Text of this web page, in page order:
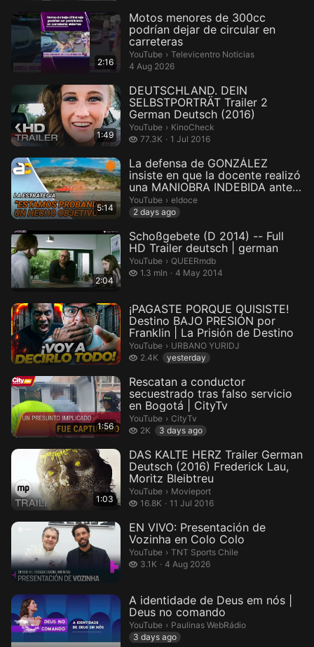
2:16
Motos menores de 300cc
podrían dejar de circular en
carreteras
YouTube › Televicentro Noticias.
Televicentro Noticias
4 Aug 2026
1:49
DEUTSCHLAND. DEIN
SELBSTPORTRÄT Trailer 2
German Deutsch (2016)
YouTube › KinoCheck.
KinoCheck
77.3K
77.3 thousand views
1 Jul 2016
5:14
La defensa de GONZÁLEZ
insiste en que la docente realizó
una MANIOBRA INDEBIDA antes
...
YouTube › eldoce.
eldoce
2 days ago
2:04
Schoßgebete (D 2014) -- Full
HD Trailer deutsch | german
YouTube › QUEERmdb.
QUEERmdb
1.3 mln
1.3 million views4 May 2014
¡PAGASTE PORQUE QUISISTE!
Destino BAJO PRESIÓN por
Franklin | La Prisión de Destino
YouTube › URBANO YURIDJ.
URBANO YURIDJ
2.4K
2.4 thousand views
yesterday
1:56
Rescatan a conductor
secuestrado tras falso servicio
en Bogotá | CityTv
YouTube › CityTv.
CityTv
2K
2 thousand views
3 days ago
1:03
DAS KALTE HERZ Trailer German
Deutsch (2016) Frederick Lau,
Moritz Bleibtreu
YouTube › Movieport.
Movieport
16.8K
16.8 thousand views
11 Jul 2016
EN VIVO: Presentación de
Vozinha en Colo Colo
YouTube › TNT Sports Chile.
TNT Sports Chile
3.1K
3.1 thousand views
4 Aug 2026
A identidade de Deus em nós |
Deus no comando
YouTube › Paulinas WebRádio.
Paulinas WebRádio
3 days ago